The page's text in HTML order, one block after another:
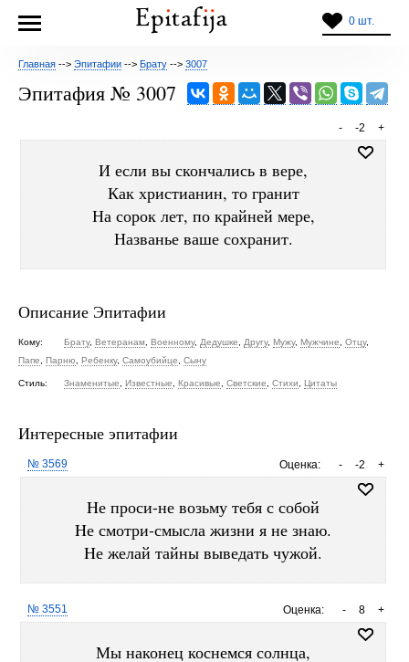
0 шт.
Главная --> Эпитафии --> Брату --> 3007
Эпитафия № 3007
+
-2
-
И если вы скончались в вере,
Как христианин, то гранит
На сорок лет, по крайней мере,
Названье ваше сохранит.
Описание Эпитафии
Кому: Брату, Ветеранам Военному, Дедушке Другу, Мужу, Мужчине Отцу,
Папе
Парню Ребенку, Самоубийце Сыну
Стиль: Знаменитые Известные Красивые Светские Стихи Цитаты
Интересные эпитафии
Оценка: +
-2
-
№ 3569
Hе проси-не возьму тебя с собой
Hе смотри-смысла жизни я не знаю.
Hе желай тайны выведать чужой.
Оценка: +
8
-
№ 3551
Мы наконец коснемся солнца,